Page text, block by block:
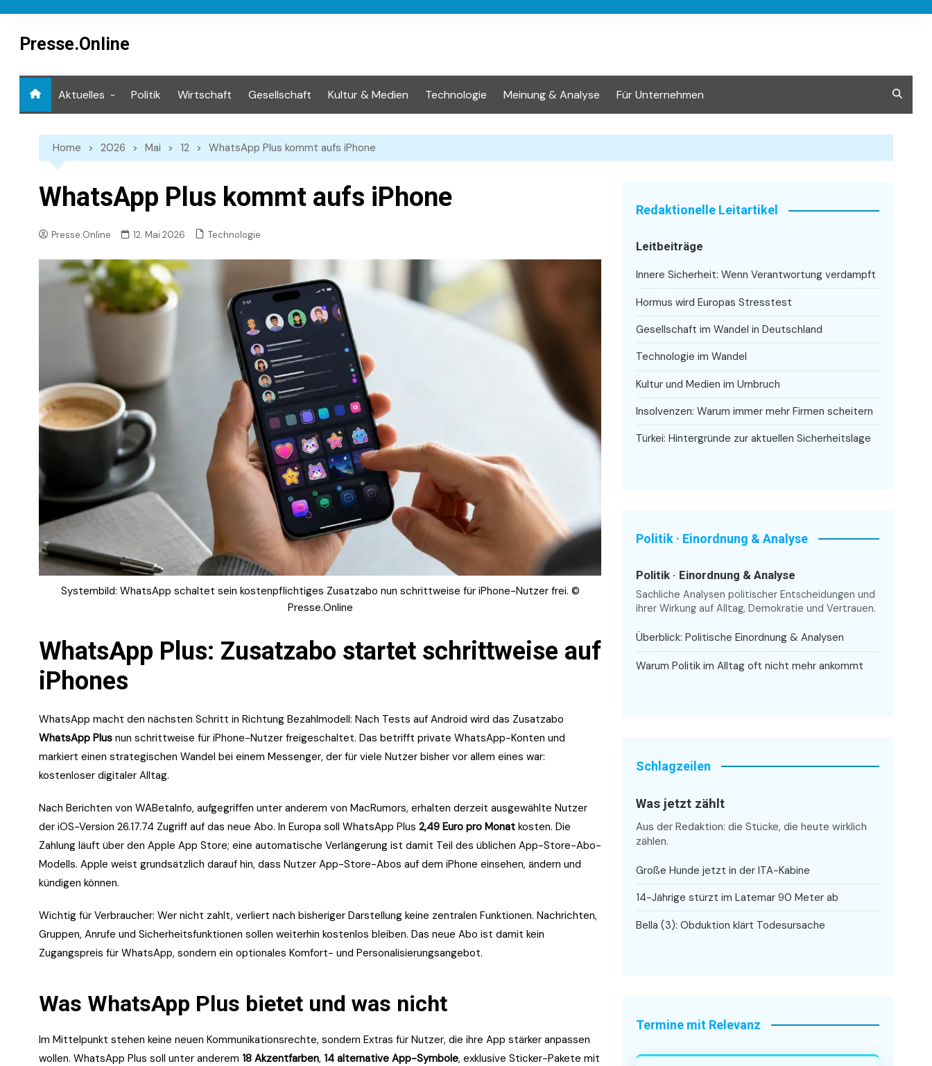
contentPresse.Online
Aktuelles Politik Wirtschaft Gesellschaft Kultur & Medien Technologie Meinung & Analyse Für Unternehmen
Home 2026 Mai 12 WhatsApp Plus kommt aufs iPhone
WhatsApp Plus kommt aufs iPhone
Presse.Online 12. Mai 2026 Technologie
Systembild: WhatsApp schaltet sein kostenpflichtiges Zusatzabo nun schrittweise für iPhone-Nutzer frei. ©
Presse.Online
WhatsApp Plus: Zusatzabo startet schrittweise auf
iPhones
WhatsApp macht den nächsten Schritt in Richtung Bezahlmodell: Nach Tests auf Android wird das Zusatzabo
WhatsApp Plus nun schrittweise für iPhone-Nutzer freigeschaltet. Das betrifft private WhatsApp-Konten und
markiert einen strategischen Wandel bei einem Messenger, der für viele Nutzer bisher vor allem eines war:
kostenloser digitaler Alltag.
Nach Berichten von WABetaInfo, aufgegriffen unter anderem von MacRumors, erhalten derzeit ausgewählte Nutzer
der iOS-Version 26.17.74 Zugriff auf das neue Abo. In Europa soll WhatsApp Plus 2,49 Euro pro Monat kosten. Die
Zahlung läuft über den Apple App Store; eine automatische Verlängerung ist damit Teil des üblichen App-Store-Abo-
Modells. Apple weist grundsätzlich darauf hin, dass Nutzer App-Store-Abos auf dem iPhone einsehen, ändern und
kündigen können.
Wichtig für Verbraucher: Wer nicht zahlt, verliert nach bisheriger Darstellung keine zentralen Funktionen. Nachrichten,
Gruppen, Anrufe und Sicherheitsfunktionen sollen weiterhin kostenlos bleiben. Das neue Abo ist damit kein
Zugangspreis für WhatsApp, sondern ein optionales Komfort- und Personalisierungsangebot.
Was WhatsApp Plus bietet und was nicht
Im Mittelpunkt stehen keine neuen Kommunikationsrechte, sondern Extras für Nutzer, die ihre App stärker anpassen
wollen. WhatsApp Plus soll unter anderem 18 Akzentfarben, 14 alternative App-Symbole, exklusive Sticker-Pakete mit
Redaktionelle Leitartikel
Leitbeiträge
Innere Sicherheit: Wenn Verantwortung verdampft
Hormus wird Europas Stresstest
Gesellschaft im Wandel in Deutschland
Technologie im Wandel
Kultur und Medien im Umbruch
Insolvenzen: Warum immer mehr Firmen scheitern
Türkei: Hintergründe zur aktuellen Sicherheitslage
Politik · Einordnung & Analyse
Politik · Einordnung & Analyse
Sachliche Analysen politischer Entscheidungen und
ihrer Wirkung auf Alltag, Demokratie und Vertrauen.
Überblick: Politische Einordnung & Analysen
Warum Politik im Alltag oft nicht mehr ankommt
Schlagzeilen
Was jetzt zählt
Aus der Redaktion: die Stücke, die heute wirklich
zählen.
Große Hunde jetzt in der ITA-Kabine
14-Jährige stürzt im Latemar 90 Meter ab
Bella (3): Obduktion klärt Todesursache
Termine mit Relevanz